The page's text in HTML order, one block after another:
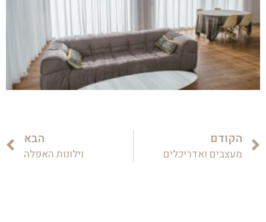
הקודם
מעצבים ואדריכלים
הבא
וילונות האפלה